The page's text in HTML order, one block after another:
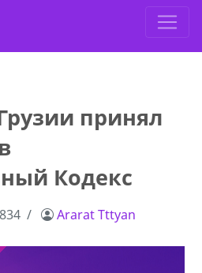
принял
Кодекс
834 Ararat Tttyan